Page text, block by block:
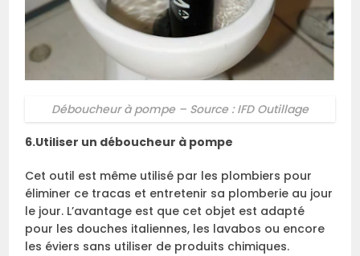
Déboucheur à pompe – Source : IFD Outillage
6.Utiliser un déboucheur à pompe
Cet outil est même utilisé par les plombiers pour
éliminer ce tracas et entretenir sa plomberie au jour
le jour. L’avantage est que cet objet est adapté
pour les douches italiennes, les lavabos ou encore
les éviers sans utiliser de produits chimiques.